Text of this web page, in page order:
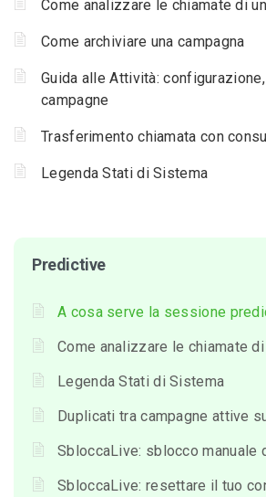
Come analizzare le chiamate di
Come archiviare una campagna
Guida alle Attività:
campagne
Trasferimento chiamata con
Legenda Stati di Sistema
Predictive
A cosa serve la sessione
Come analizzare le chiamate
Legenda Stati di Sistema
Duplicati tra campagne attive
SbloccaLive: sblocco manuale
SbloccaLive: resettare il tuo